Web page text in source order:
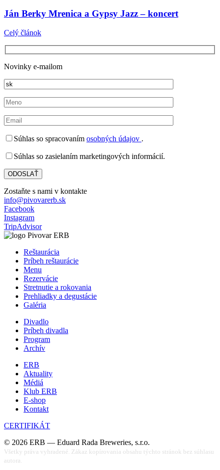
Ján Berky Mrenica a Gypsy Jazz – koncert
Celý článok
Novinky e-mailom
Súhlas so spracovaním osobných údajov .
Súhlas so zasielaním marketingových informácií.
Zostaňte s nami v kontakte
info@pivovarerb.sk
Facebook
Instagram
TripAdvisor
Reštaurácia
Príbeh reštaurácie
Menu
Rezervácie
Stretnutie a rokovania
Prehliadky a degustácie
Galéria
Divadlo
Príbeh divadla
Program
Archív
ERB
Aktuality
Médiá
Klub ERB
E-shop
Kontakt
CERTIFIKÁT
© 2026 ERB — Eduard Rada Breweries, s.r.o.
Všetky práva vyhradené. Zákaz kopírovania obsahu týchto stránok bez súhlasu
autora.